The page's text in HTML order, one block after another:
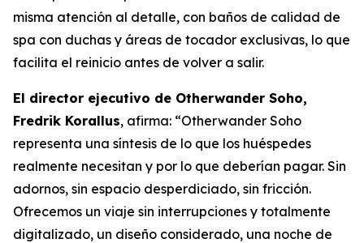
misma atención al detalle, con baños de calidad de
spa con duchas y áreas de tocador exclusivas, lo que
facilita el reinicio antes de volver a salir.
El director ejecutivo de Otherwander Soho,
Fredrik Korallus, afirma: “Otherwander Soho
representa una síntesis de lo que los huéspedes
realmente necesitan y por lo que deberían pagar. Sin
adornos, sin espacio desperdiciado, sin fricción.
Ofrecemos un viaje sin interrupciones y totalmente
digitalizado, un diseño considerado, una noche de